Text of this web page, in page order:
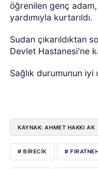
öğrenilen genç
yardımıyla kurtarıldı.
Sudan çıkarıldıktan
Devlet Hastanesi'ne
Sağlık durumunun
KAYNAK: AHMET HAKKI AK
# BIRECIK #